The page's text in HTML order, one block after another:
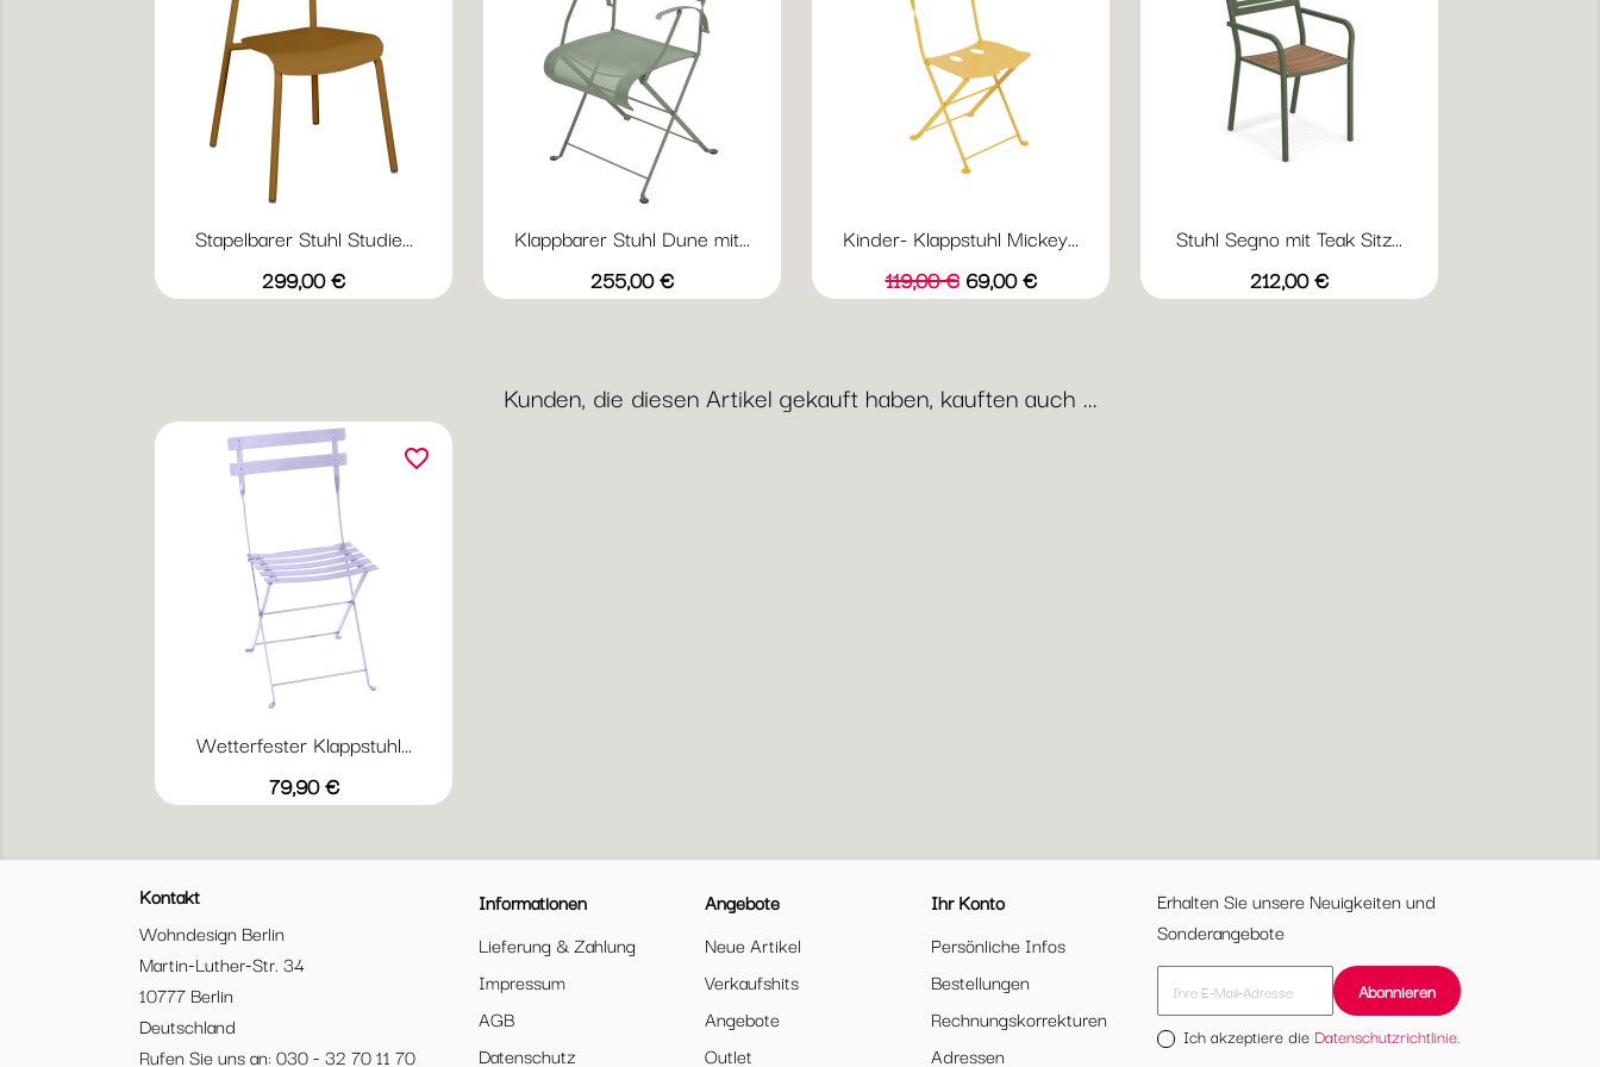
Stapelbarer Stuhl Studie...
Preis
299,00 €
Vorschau
AbyssblauAcapulcoblau
Anthrazit
Chili Gewittergrau
Klappbarer Stuhl Dune mit...
Preis
255,00 €
 Vorschau
Acapulcoblau
Anthrazit
ChiliGewittergrau
Kinder- Klappstuhl Mickey...
Verkaufspreis
119,00 € Preis
69,00 €
Vorschau
Honig
Stuhl Segno mit Teak Sitz...
Preis
212,00 €
Vorschau
Military
22
Antikeisen
23
WeißSchwarz
Indisch
Kunden, die diesen Artikel gekauft haben, kauften auch ...
Wetterfester Klappstuhl...
Preis
79,90 €
Vorschau
AbyssblauAcapulcoblau
Anthrazit
Chili Gewittergrau
favorite_border
Kontakt
Wohndesign Berlin
Martin-Luther-Str. 34
10777 Berlin
Deutschland
Rufen Sie uns an: 030 - 32 70 11 70
Informationen
Lieferung & Zahlung
Impressum
AGB
Datenschutz
Angebote
Neue Artikel
Verkaufshits
Angebote
Outlet
Ihr Konto
Persönliche Infos
Bestellungen
Rechnungskorrekturen
Adressen
Erhalten Sie unsere Neuigkeiten und
Sonderangebote
Ich akzeptiere die Datenschutzrichtlinie.